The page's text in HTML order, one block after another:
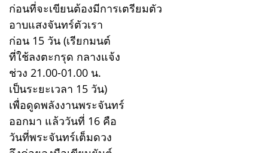
ก่อนที่จะเขียนต้องมีการเตรียมตัว
อาบแสงจันทร์ตัวเรา
ก่อน 15 วัน (เรียกมนต์
ที่ใช้ลงตะกรุด กลางแจ้ง
ช่วง 21.00-01.00 น.
เป็นระยะเวลา 15 วัน)
เพื่อดูดพลังงานพระจันทร์
ออกมา แล้ววันที่ 16 คือ
วันที่พระจันทร์เต็มดวง